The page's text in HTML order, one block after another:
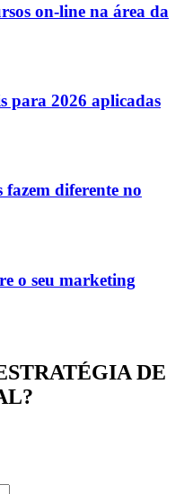
on-line na área da
para 2026 aplicadas
fazem diferente no
o seu marketing
DE